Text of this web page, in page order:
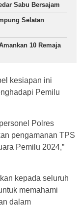
Sabu Bersajam
Selatan
10 Remaja
kesiapan ini
Pemilu
Polres
pengamanan TPS
Pemilu 2024,”
kepada seluruh
memahami
dalam